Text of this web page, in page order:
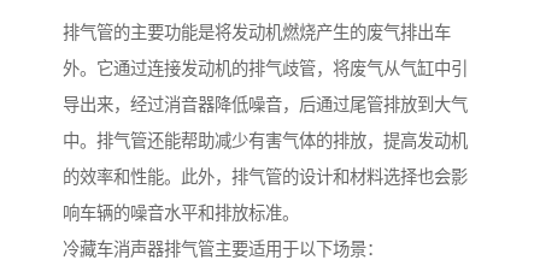
排气管的主要功能是将发动机燃烧产生的废气排出车
外。它通过连接发动机的排气歧管，将废气从气缸中引
导出来，经过消音器降低噪音，后通过尾管排放到大气
中。排气管还能帮助减少有害气体的排放，提高发动机
的效率和性能。此外，排气管的设计和材料选择也会影
响车辆的噪音水平和排放标准。
冷藏车消声器排气管主要适用于以下场景：